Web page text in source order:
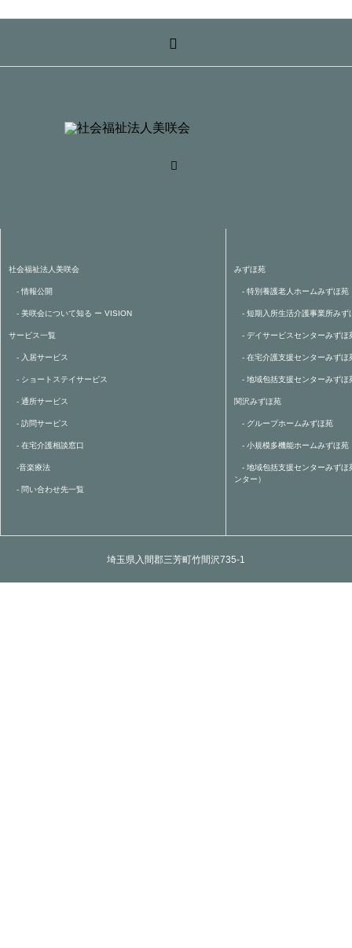
社会福祉法人美咲会
- 情報公開
- 美咲会について知る ー VISION
サービス一覧
- 入居サービス
- ショートステイサービス
- 通所サービス
- 訪問サービス
- 在宅介護相談窓口
-音楽療法
- 問い合わせ先一覧
みずほ苑
- 特別養護老人ホームみずほ苑
- 短期入所生活介護事業所みず
- デイサービスセンターみずほ
- 在宅介護支援センターみずほ
- 地域包括支援センターみずほ
関沢みずほ苑
- グループホームみずほ苑
- 小規模多機能ホームみずほ苑
- 地域包括支援センターみずほ
ンター）
埼玉県入間郡三芳町竹間沢735-1